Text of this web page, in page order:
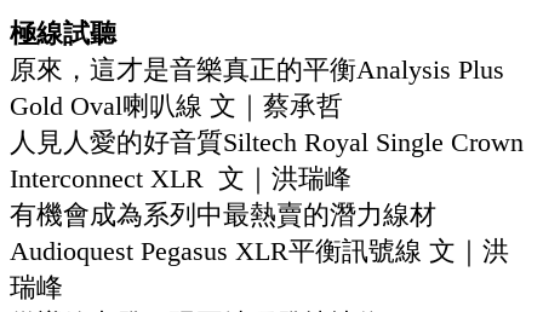
極線試聽
原來，這才是音樂真正的平衡Analysis Plus
Gold Oval喇叭線‭ ‬文｜蔡承哲
人見人愛的好音質Siltech Royal Single Crown
Interconnect XLR‭ ‬ 文｜洪瑞峰
有機會成為系列中最熱賣的潛力線材
Audioquest Pegasus XLR平衡訊號線‭ ‬文｜洪
瑞峰